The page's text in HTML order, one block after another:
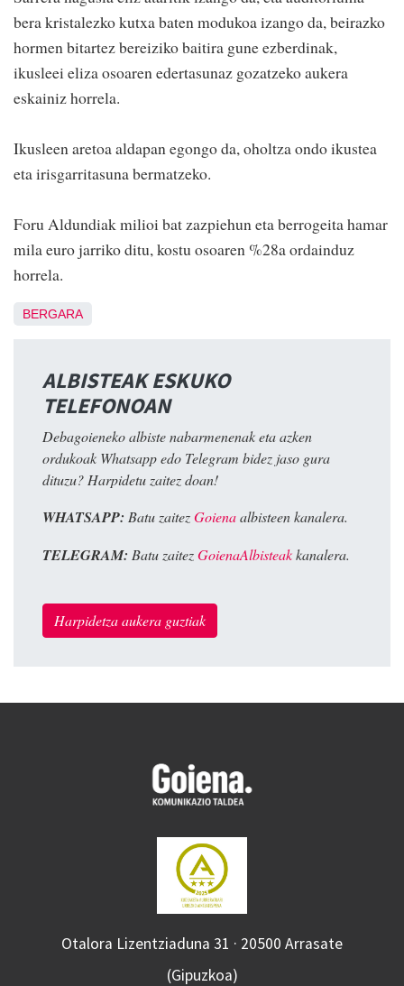
bera kristalezko kutxa baten modukoa izango da, beirazko
hormen bitartez bereiziko baitira gune ezberdinak,
ikusleei eliza osoaren edertasunaz gozatzeko aukera
eskainiz horrela.
Ikusleen aretoa aldapan egongo da, oholtza ondo ikustea
eta irisgarritasuna bermatzeko.
Foru Aldundiak milioi bat zazpiehun eta berrogeita hamar
mila euro jarriko ditu, kostu osoaren %28a ordainduz
horrela.
BERGARA
ALBISTEAK ESKUKO
TELEFONOAN
Debagoieneko albiste nabarmenenak eta azken
ordukoak Whatsapp edo Telegram bidez jaso gura
dituzu? Harpidetu zaitez doan!
WHATSAPP: Batu zaitezGoienaalbisteen kanalera.
TELEGRAM: Batu zaitezGoienaAlbisteakkanalera.
Harpidetza aukera guztiak
Otalora Lizentziaduna 31 · 20500 Arrasate
(Gipuzkoa)